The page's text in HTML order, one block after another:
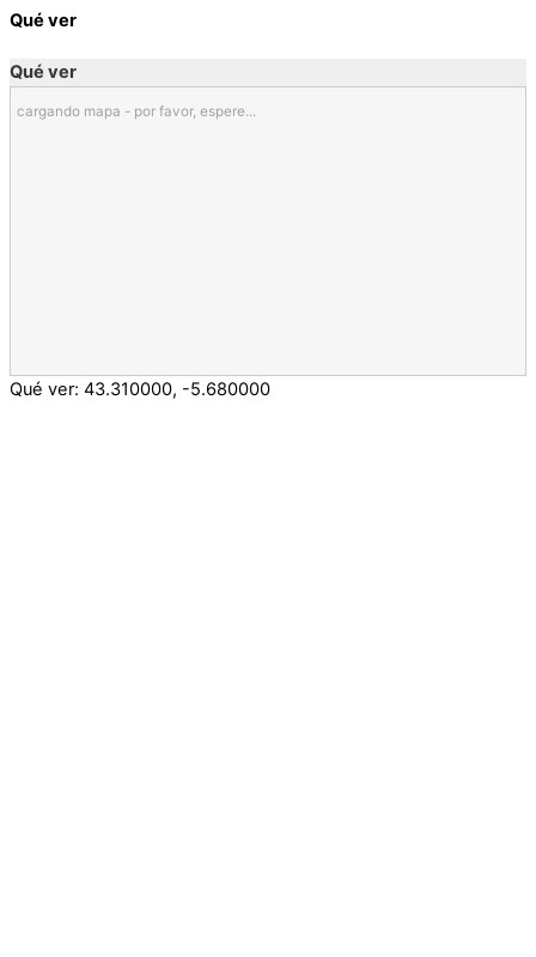
Qué ver
Qué ver
cargando mapa - por favor, espere...
Qué ver: 43.310000, -5.680000